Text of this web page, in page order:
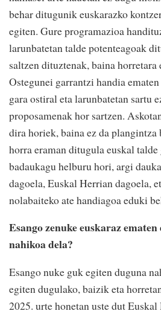
behar ditugunik euskarazko
egiten. Gure programazioa
larunbatetan talde potenteagoak
saltzen dituztenak, baina horretara
Ostegunei garrantzi handia
gara ostiral eta larunbatetan sartu
proposamenak hor sartzen.
dira horiek, baina ez da plangintza
horra eraman ditugula euskal
badaukagu helburu hori, argi
dagoela, Euskal Herrian dagoela,
nolabaiteko ate handiagoa eduki
Esango zenuke euskaraz
nahikoa dela?
Esango nuke guk egiten duguna
egiten dugulako, baizik eta
2025. urte honetan uste dut